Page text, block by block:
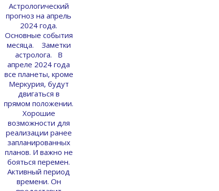
Астрологический
прогноз на апрель
2024 года.
Основные события
месяца. Заметки
астролога. В
апреле 2024 года
все планеты, кроме
Меркурия, будут
двигаться в
прямом положении.
Хорошие
возможности для
реализации ранее
запланированных
планов. И важно не
бояться перемен.
Активный период
времени. Он